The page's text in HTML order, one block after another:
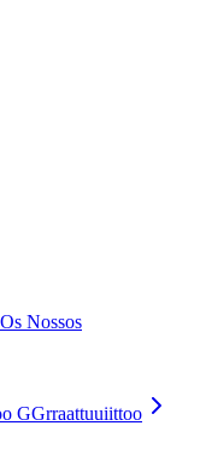
Os Nossos
o GGrraattuuiittoo